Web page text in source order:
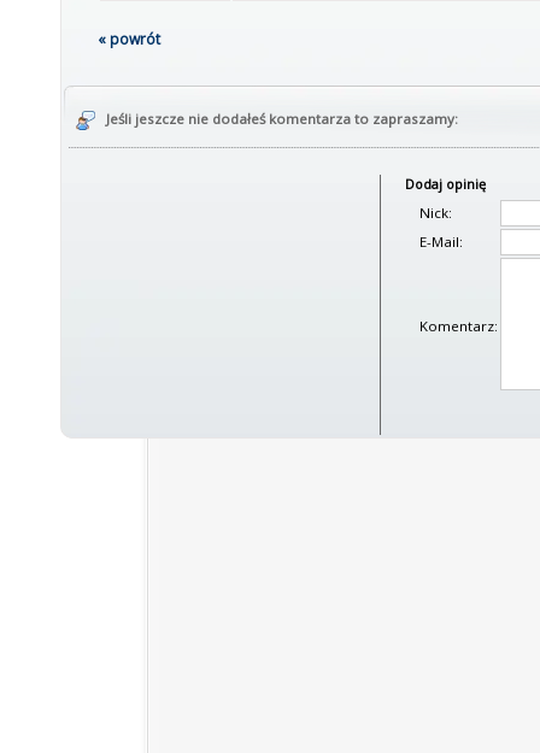
« powrót
Jeśli jeszcze nie dodałeś komentarza to zapraszamy:
Dodaj opinię
Nick:
E-Mail:
Komentarz: